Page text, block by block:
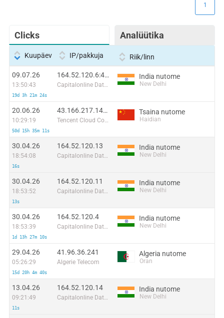
Clicks Analüütika
1
Kuupäev IP/pakkuja Riik/linn
09.07.26
13:50:43
19d 3h 21m 24s
164.52.120.6:44266
Capitalonline Data Service (HK) Co
India nutome
New Delhi
20.06.26
10:29:19
50d 15h 35m 11s
43.166.217.149:35569
Tencent Cloud Computing (Beijing) Co
Tsaina nutome
Haidian
30.04.26
18:54:08
16s
164.52.120.13
Capitalonline Data Service (HK) Co
India nutome
New Delhi
30.04.26
18:53:52
13s
164.52.120.11
Capitalonline Data Service (HK) Co
India nutome
New Delhi
30.04.26
18:53:39
1d 13h 27m 10s
164.52.120.4
Capitalonline Data Service (HK) Co
India nutome
New Delhi
29.04.26
05:26:29
15d 20h 4m 40s
41.96.36.241
Algerie Telecom
Algeria nutome
Oran
13.04.26
09:21:49
11s
164.52.120.14
Capitalonline Data Service (HK) Co
India nutome
New Delhi